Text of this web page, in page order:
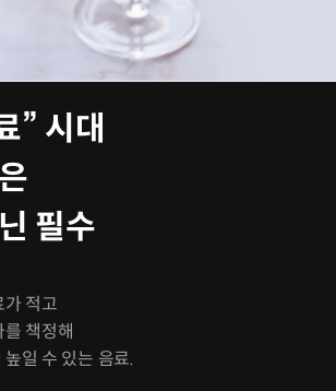
” 시대
필수
가 적고
책정해
일 수 있는 음료.